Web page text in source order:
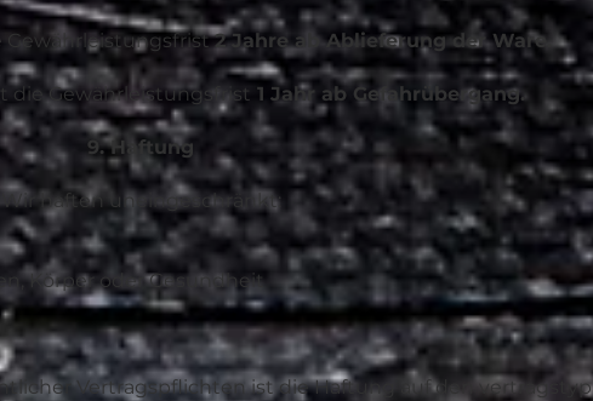
Gewährleistungsfrist2 Jahre ab Ablieferung der Ware.
die Gewährleistungsfrist 1 Jahr ab Gefahrübergang.
9. Haftung
Wir haften uneingeschränkt:
Körper oder Gesundheit
Vertragspflichten ist die Haftung auf den